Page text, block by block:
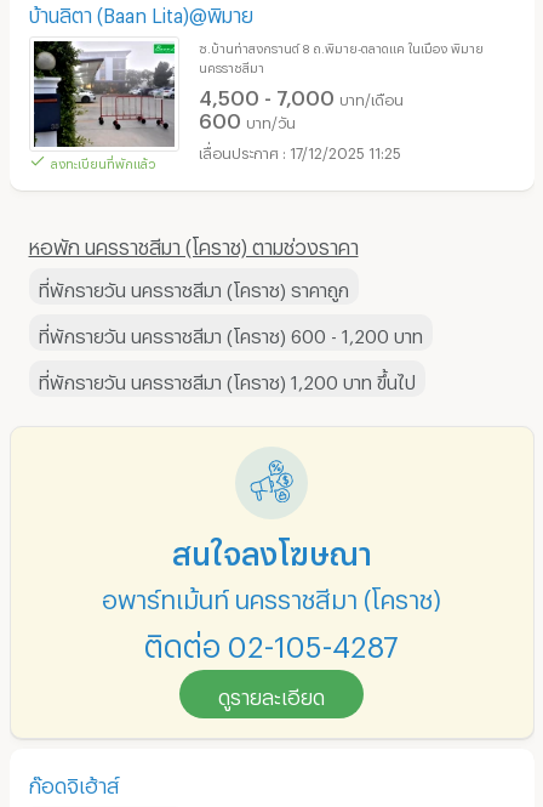
บ้านลิตา (Baan Lita)@พิมาย
ลงทะเบียนที่พักแล้ว
ซ.บ้านท่าสงกรานต์ 8 ถ.พิมาย-ตลาดแค ในเมือง พิมาย
นครราชสีมา
4,500 - 7,000 บาท/เดือน
600 บาท/วัน
17/12/2025 11:25
หอพัก นครราชสีมา (โคราช) ตามช่วงราคา
ที่พักรายวัน นครราชสีมา (โคราช) ราคาถูก
ที่พักรายวัน นครราชสีมา (โคราช) 600 - 1,200 บาท
ที่พักรายวัน นครราชสีมา (โคราช) 1,200 บาท ขึ้นไป
สนใจลงโฆษณา
อพาร์ทเม้นท์ นครราชสีมา (โคราช)
ติดต่อ 02-105-4287
ดูรายละเอียด
ก๊อดจิเฮ้าส์